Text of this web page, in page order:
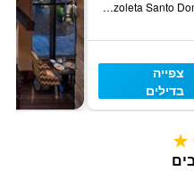
Plazoleta Santo Domingo 259, קוסקו, פרו
צפייה
בדילים